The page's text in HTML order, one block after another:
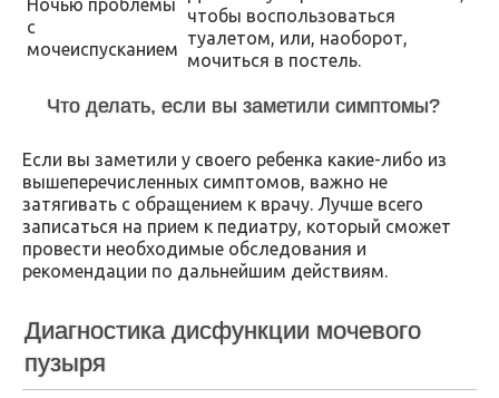
с
мочеиспусканием
чтобы воспользоваться
туалетом, или, наоборот,
мочиться в постель.
Что делать, если вы заметили симптомы?
Если вы заметили у своего ребенка какие-либо из
вышеперечисленных симптомов, важно не
затягивать с обращением к врачу. Лучше всего
записаться на прием к педиатру, который сможет
провести необходимые обследования и
рекомендации по дальнейшим действиям.
Диагностика дисфункции мочевого
пузыря